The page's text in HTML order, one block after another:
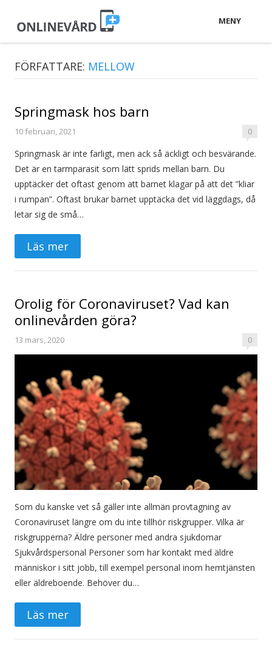
MENY
FÖRFATTARE: MELLOW
Springmask hos barn
10 februari, 2021 0
Springmask är inte farligt, men ack så äckligt och besvärande.
Det är en tarmparasit som lätt sprids mellan barn. Du
upptäcker det oftast genom att barnet klagar på att det ”kliar
i rumpan”. Oftast brukar barnet upptäcka det vid läggdags, då
letar sig de små…
Läs mer
Orolig för Coronaviruset? Vad kan
onlinevården göra?
13 mars, 2020 0
Som du kanske vet så gäller inte allmän provtagning av
Coronaviruset längre om du inte tillhör riskgrupper. Vilka är
riskgrupperna? Äldre personer med andra sjukdomar
Sjukvårdspersonal Personer som har kontakt med äldre
människor i sitt jobb, till exempel personal inom hemtjänsten
eller äldreboende. Behöver du…
Läs mer